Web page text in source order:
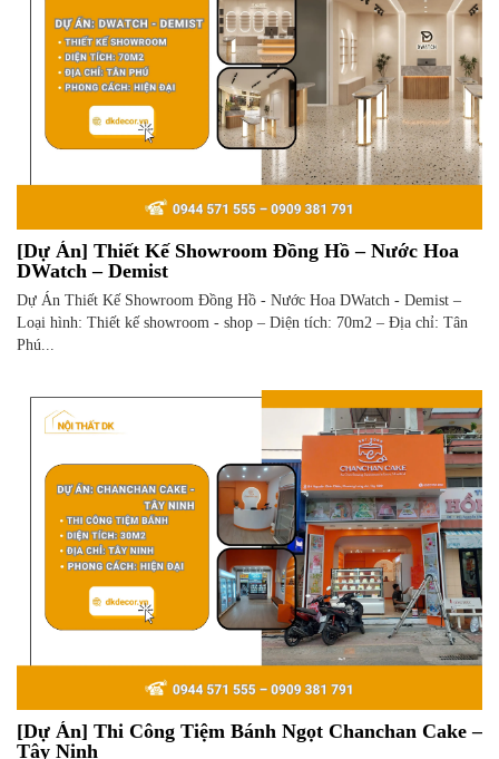
[Dự Án] Thiết Kế Showroom Đồng Hồ – Nước Hoa
DWatch – Demist
Dự Án Thiết Kế Showroom Đồng Hồ - Nước Hoa DWatch - Demist –
Loại hình: Thiết kế showroom - shop – Diện tích: 70m2 – Địa chỉ: Tân
Phú...
[Dự Án] Thi Công Tiệm Bánh Ngọt Chanchan Cake –
Tây Ninh